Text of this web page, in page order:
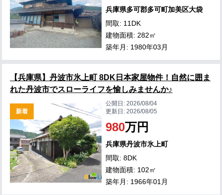
兵庫県多可郡多可町加美区大袋
間取: 11DK
建物面積: 282㎡
築年月: 1980年03月
【兵庫県】丹波市氷上町 8DK日本家屋物件！自然に囲ま
れた丹波市でスローライフを愉しみませんか♪
新着
公開日:2026/08/04
更新日:2026/08/05
980万円
兵庫県丹波市氷上町
間取: 8DK
建物面積: 102㎡
築年月: 1966年01月